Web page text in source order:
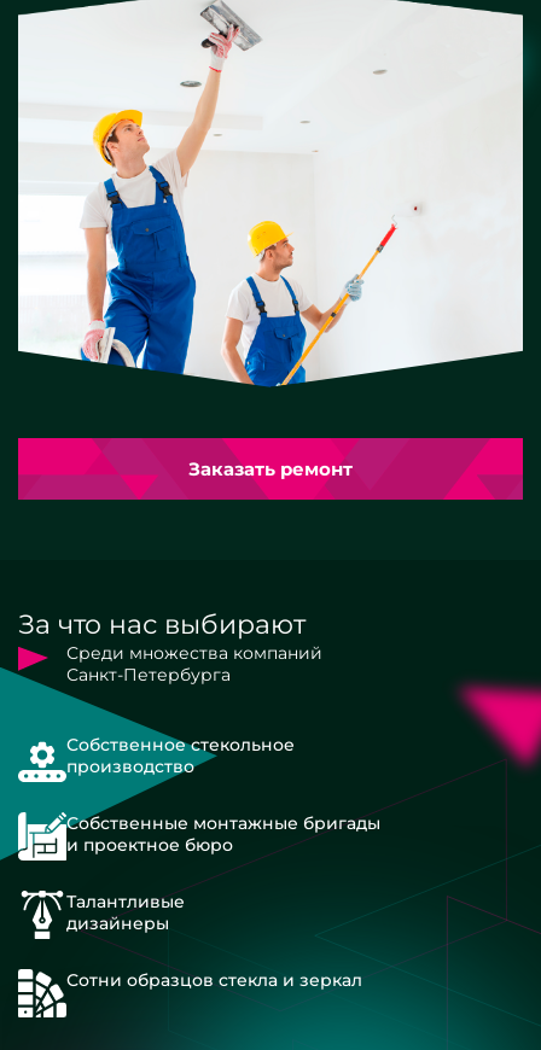
Заказать ремонт
За что нас выбирают
Среди множества компаний
Санкт-Петербурга
Собственное стекольное
производство
Собственные монтажные бригады
и проектное бюро
Талантливые
дизайнеры
Сотни образцов стекла и зеркал